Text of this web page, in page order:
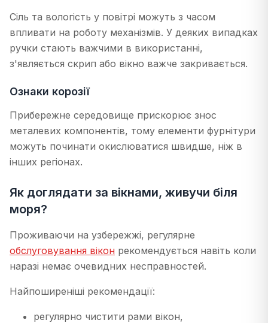
Сіль та вологість у повітрі можуть з часом
впливати на роботу механізмів. У деяких випадках
ручки стають важчими в використанні,
з'являється скрип або вікно важче закривається.
Ознаки корозії
Прибережне середовище прискорює знос
металевих компонентів, тому елементи фурнітури
можуть починати окислюватися швидше, ніж в
інших регіонах.
Як доглядати за вікнами, живучи біля
моря?
Проживаючи на узбережжі, регулярне
обслуговування вікон рекомендується навіть коли
наразі немає очевидних несправностей.
Найпоширеніші рекомендації:
регулярно чистити рами вікон,